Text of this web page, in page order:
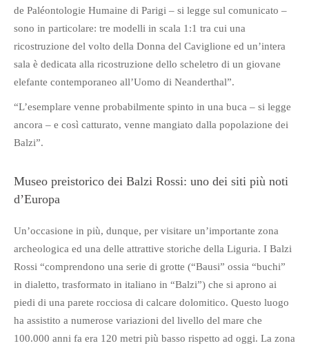
de Paléontologie Humaine di Parigi – si legge sul comunicato –
sono in particolare: tre modelli in scala 1:1 tra cui una
ricostruzione del volto della Donna del Caviglione ed un’intera
sala è dedicata alla ricostruzione dello scheletro di un giovane
elefante contemporaneo all’Uomo di Neanderthal”.
“L’esemplare venne probabilmente spinto in una buca – si legge
ancora – e così catturato, venne mangiato dalla popolazione dei
Balzi”.
Museo preistorico dei Balzi Rossi: uno dei siti più noti
d’Europa
Un’occasione in più, dunque, per visitare un’importante zona
archeologica ed una delle attrattive storiche della Liguria. I Balzi
Rossi “comprendono una serie di grotte (“Bausi” ossia “buchi”
in dialetto, trasformato in italiano in “Balzi”) che si aprono ai
piedi di una parete rocciosa di calcare dolomitico. Questo luogo
ha assistito a numerose variazioni del livello del mare che
100.000 anni fa era 120 metri più basso rispetto ad oggi. La zona